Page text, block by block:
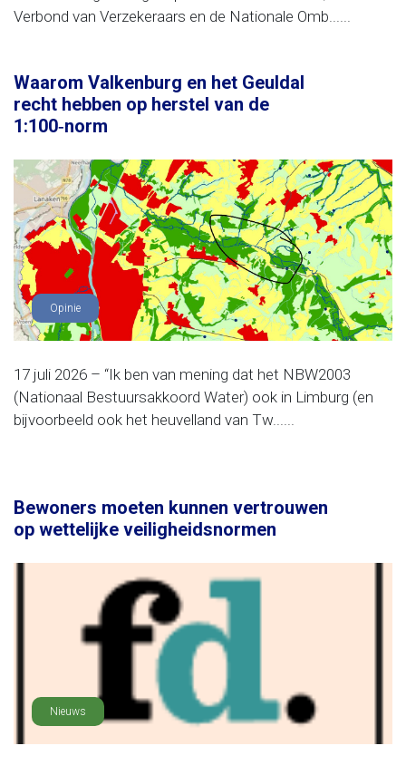
Verbond van Verzekeraars en de Nationale Omb......
Waarom Valkenburg en het Geuldal
recht hebben op herstel van de
1:100‑norm
Opinie
17 juli 2026 – “Ik ben van mening dat het NBW2003
(Nationaal Bestuursakkoord Water) ook in Limburg (en
bijvoorbeeld ook het heuvelland van Tw......
Bewoners moeten kunnen vertrouwen
op wettelijke veiligheidsnormen
Nieuws